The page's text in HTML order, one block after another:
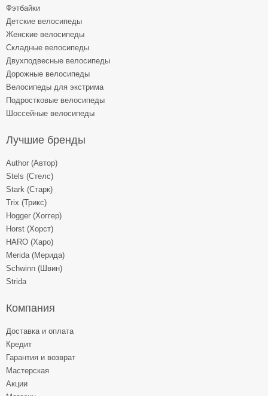
Фэтбайки
Детские велосипеды
Женские велосипеды
Складные велосипеды
Двухподвесные велосипеды
Дорожные велосипеды
Велосипеды для экстрима
Подростковые велосипеды
Шоссейные велосипеды
Лучшие бренды
Author (Автор)
Stels (Стелс)
Stark (Старк)
Trix (Трикс)
Hogger (Хоггер)
Horst (Хорст)
HARO (Харо)
Merida (Мерида)
Schwinn (Швин)
Strida
Компания
Доставка и оплата
Кредит
Гарантия и возврат
Мастерская
Акции